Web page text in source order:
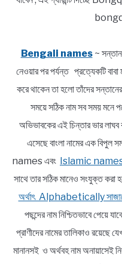
Bengali names~ সন্তান
নেওয়ার পর পর্যন্ত প্রত্যেকটি বাবা
করে থাকেন তা হলো তাঁদের
সময়ে সঠিক নাম সব সময় মনে
অভিভাবকের এই চিন্তার ভার
এসেছে বাংলা নামের এক
names এবং Islamic
সাথে তার সঠিক মানেও সংযুক্ত করা
অর্থাৎ Alphabetically সাজানো
পছন্দের নাম নিশ্চিতভাবে পেয়ে
প্রাণীদের নামের তালিকাও রয়েছে
মানানসই ও অর্থবহ নাম অনায়াসেই